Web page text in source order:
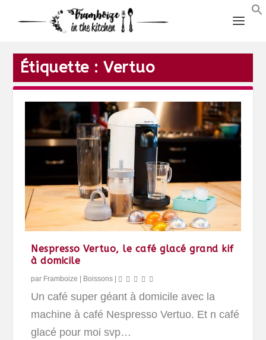
Étiquette :Vertuo
Nespresso Vertuo, le café glacé grand kif
à domicile
par Framboize | Boissons |
Un café super géant à domicile avec la
machine à café Nespresso Vertuo. Et n café
glacé pour moi svp…